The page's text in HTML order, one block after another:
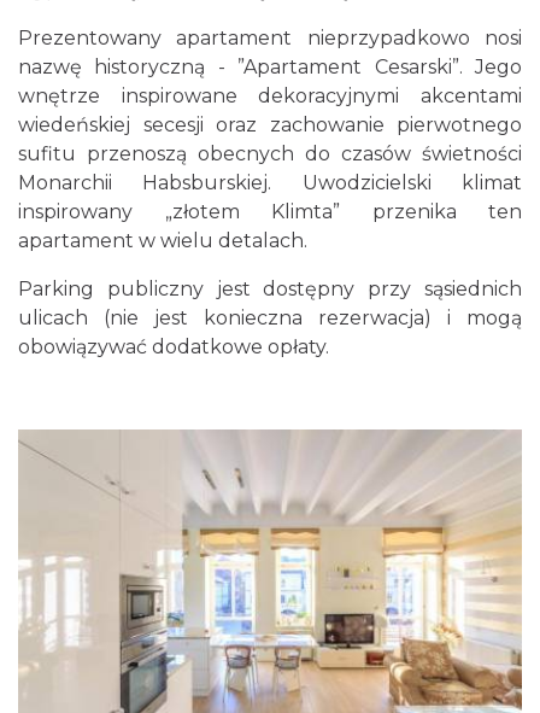
Prezentowany apartament nieprzypadkowo nosi
nazwę historyczną - ”Apartament Cesarski”. Jego
wnętrze inspirowane dekoracyjnymi akcentami
wiedeńskiej secesji oraz zachowanie pierwotnego
sufitu przenoszą obecnych do czasów świetności
Monarchii Habsburskiej. Uwodzicielski klimat
inspirowany „złotem Klimta” przenika ten
apartament w wielu detalach.
Parking publiczny jest dostępny przy sąsiednich
ulicach (nie jest konieczna rezerwacja) i mogą
obowiązywać dodatkowe opłaty.